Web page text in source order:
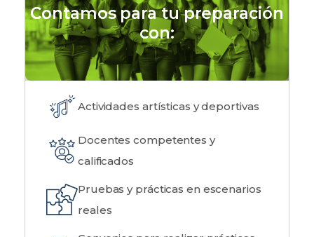
Contamos para tu preparación
con:
Actividades artísticas y deportivas
Docentes competentes y
calificados
Pruebas y prácticas en escenarios
reales